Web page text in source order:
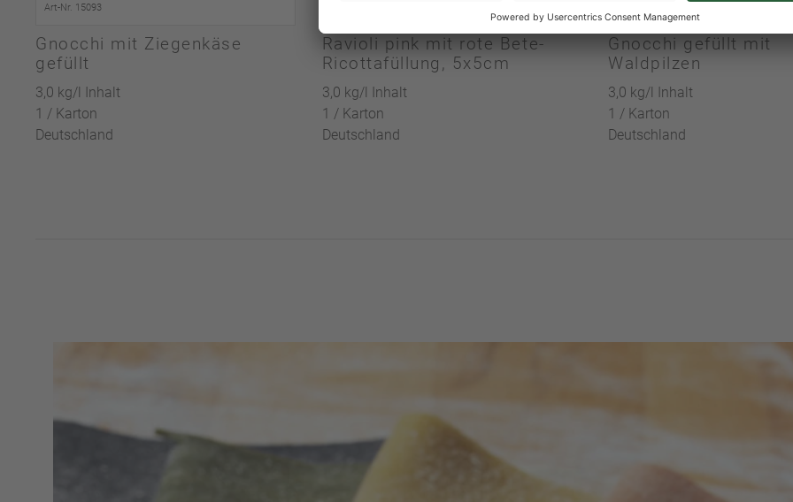
Art-Nr. 15093
Gnocchi mit Ziegenkäse
gefüllt
3,0 kg/l Inhalt
1 / Karton
Deutschland
Ravioli pink mit rote Bete-
Ricottafüllung, 5x5cm
3,0 kg/l Inhalt
1 / Karton
Deutschland
Gnocchi gefüllt mit
Waldpilzen
3,0 kg/l Inhalt
1 / Karton
Deutschland